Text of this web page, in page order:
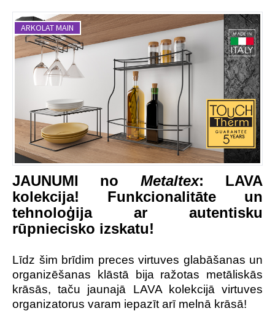
ARKOLAT MAIN
JAUNUMI no Metaltex: LAVA
kolekcija! Funkcionalitāte un
tehnoloģija ar autentisku
rūpniecisko izskatu!
Līdz šim brīdim preces virtuves glabāšanas un
organizēšanas klāstā bija ražotas metāliskās
krāsās, taču jaunajā LAVA kolekcijā virtuves
organizatorus varam iepazīt arī melnā krāsā!